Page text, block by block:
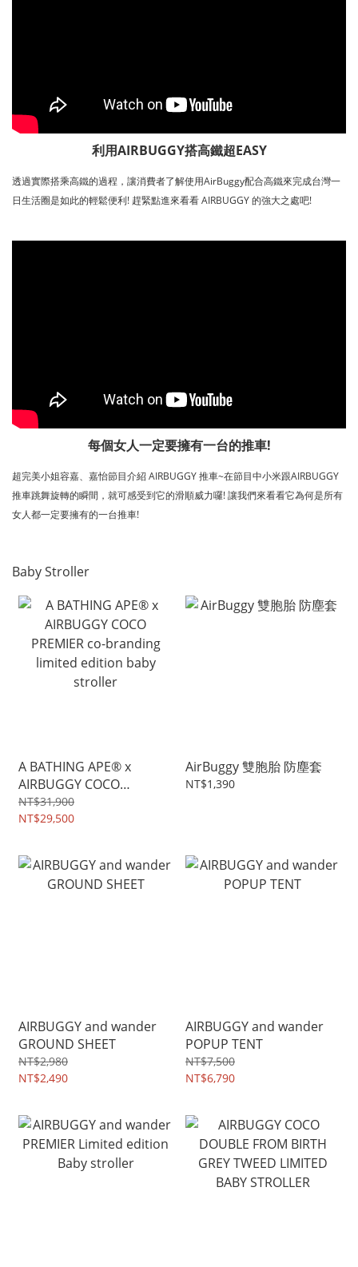
利用AIRBUGGY搭高鐵超EASY
透過實際搭乘高鐵的過程，讓消費者了解使用AirBuggy配合高鐵來完成台灣一
日生活圈是如此的輕鬆便利! 趕緊點進來看看 AIRBUGGY 的強大之處吧!
每個女人一定要擁有一台的推車!
超完美小姐容嘉、嘉怡節目介紹 AIRBUGGY 推車~在節目中小米跟AIRBUGGY
推車跳舞旋轉的瞬間，就可感受到它的滑順威力囉! 讓我們來看看它為何是所有
女人都一定要擁有的一台推車!
Baby Stroller
A BATHING APE® x
AIRBUGGY COCO
PREMIER co-branding
limited edition baby
NT$31,900
NT$29,500
AirBuggy 雙胞胎 防塵套
NT$1,390
AIRBUGGY and wander
GROUND SHEET
NT$2,980
NT$2,490
AIRBUGGY and wander
POPUP TENT
NT$7,500
NT$6,790